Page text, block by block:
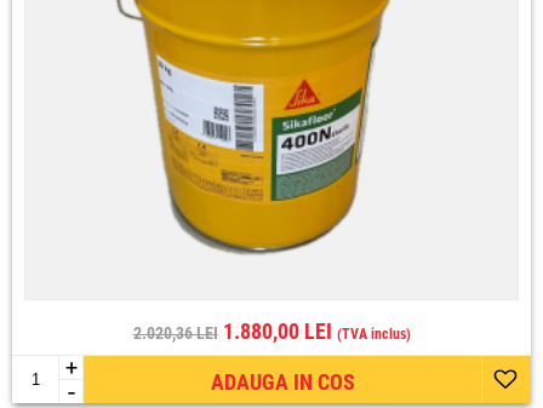
2.020,36 LEI1.880,00 LEI (TVA inclus)
+
- ADAUGA IN COS